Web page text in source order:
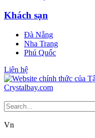
Khách sạn
Đà Nẵng
Nha Trang
Phú Quốc
Liên hệ
Vn